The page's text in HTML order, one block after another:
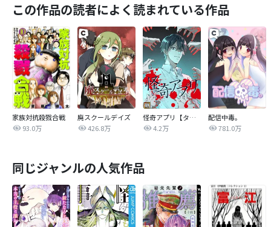
この作品の読者によく読まれている作品
家族対抗殺戮合戦
93.0万
廃スクールデイズ
426.8万
怪奇アプリ【タテヨミ】
4.2万
配信中毒。
781.0万
同じジャンルの人気作品